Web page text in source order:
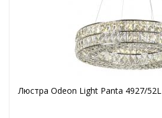
Люстра Odeon Light Panta 4927/52L